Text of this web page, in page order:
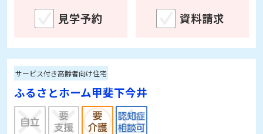
見学予約 資料請求
サービス付き高齢者向け住宅
ふるさとホーム甲斐下今井